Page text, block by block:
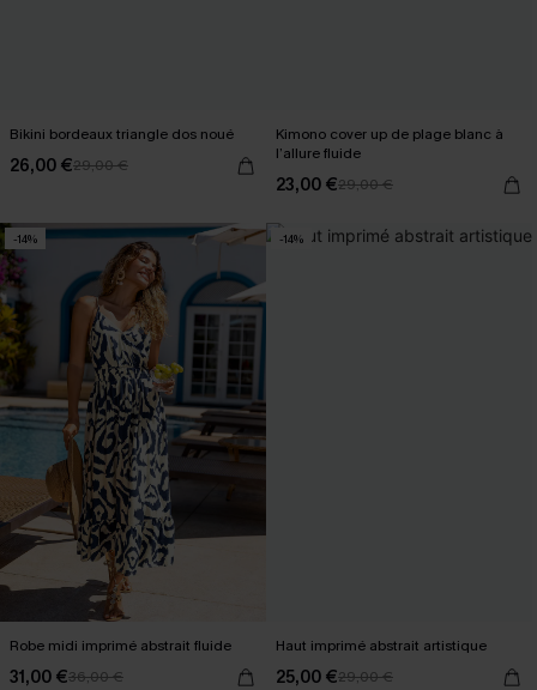
Bikini bordeaux triangle dos noué
26,00 €29,00 €
Kimono cover up de plage blanc à
l’allure fluide
23,00 €29,00 €
-14%
Robe midi imprimé abstrait fluide
31,00 €36,00 €
-14%
Haut imprimé abstrait artistique
25,00 €29,00 €